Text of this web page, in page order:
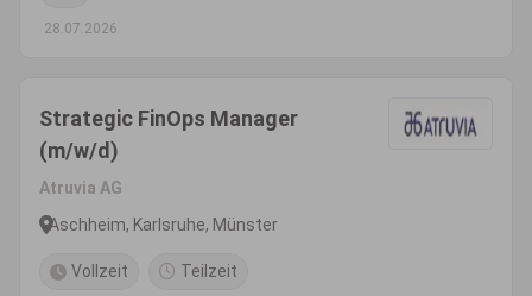
28.07.2026
Strategic FinOps Manager
(m/w/d)
Atruvia AG
Aschheim, Karlsruhe, Münster
Vollzeit Teilzeit